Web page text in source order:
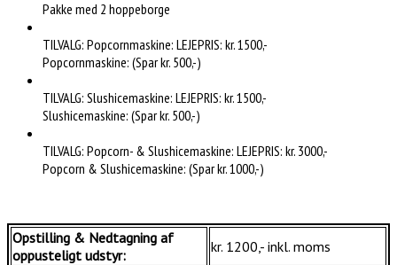
Pakke med 2 hoppeborge
TILVALG: Popcornmaskine: LEJEPRIS: kr. 1500,-
Popcornmaskine: (Spar kr. 500,-)
TILVALG: Slushicemaskine: LEJEPRIS: kr. 1500,-
Slushicemaskine: (Spar kr. 500,-)
TILVALG: Popcorn- & Slushicemaskine: LEJEPRIS: kr. 3000,-
Popcorn & Slushicemaskine: (Spar kr. 1000,-)
Opstilling & Nedtagning af
oppusteligt udstyr:
kr. 1200,- inkl. moms